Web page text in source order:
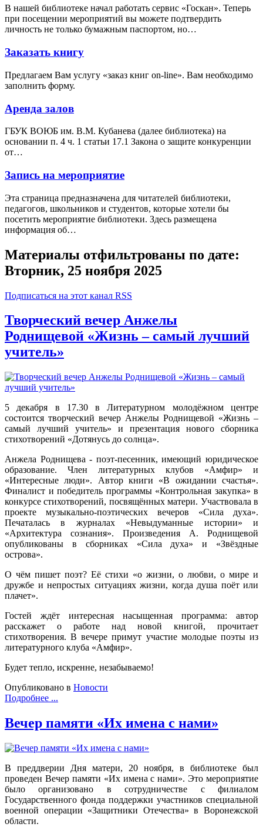
В нашей библиотеке начал работать сервис «Госкан». Теперь
при посещении мероприятий вы можете подтвердить
личность не только бумажным паспортом, но…
Заказать книгу
Предлагаем Вам услугу «заказ книг on-line». Вам необходимо
заполнить форму.
Аренда залов
ГБУК ВОЮБ им. В.М. Кубанева (далее библиотека) на
основании п. 4 ч. 1 статьи 17.1 Закона о защите конкуренции
от…
Запись на мероприятие
Эта страница предназначена для читателей библиотеки,
педагогов, школьников и студентов, которые хотели бы
посетить мероприятие библиотеки. Здесь размещена
информация об…
Материалы отфильтрованы по дате:
Вторник, 25 ноября 2025
Подписаться на этот канал RSS
Творческий вечер Анжелы
Роднищевой «Жизнь – самый лучший
учитель»
5 декабря в 17.30 в Литературном молодёжном центре
состоится творческий вечер Анжелы Роднищевой «Жизнь –
самый лучший учитель» и презентация нового сборника
стихотворений «Дотянусь до солнца».
Анжела Роднищева - поэт-песенник, имеющий юридическое
образование. Член литературных клубов «Амфир» и
«Интересные люди». Автор книги «В ожидании счастья».
Финалист и победитель программы «Контрольная закупка» в
конкурсе стихотворений, посвящённых матери. Участвовала в
проекте музыкально-поэтических вечеров «Сила духа».
Печаталась в журналах «Невыдуманные истории» и
«Архитектура сознания». Произведения А. Роднищевой
опубликованы в сборниках «Сила духа» и «Звёздные
острова».
О чём пишет поэт? Её стихи «о жизни, о любви, о мире и
дружбе и непростых ситуациях жизни, когда душа поёт или
плачет».
Гостей ждёт интересная насыщенная программа: автор
расскажет о работе над новой книгой, прочитает
стихотворения. В вечере примут участие молодые поэты из
литературного клуба «Амфир».
Будет тепло, искренне, незабываемо!
Опубликовано в Новости
Подробнее ...
Вечер памяти «Их имена с нами»
В преддверии Дня матери, 20 ноября, в библиотеке был
проведен Вечер памяти «Их имена с нами». Это мероприятие
было организовано в сотрудничестве с филиалом
Государственного фонда поддержки участников специальной
военной операции «Защитники Отечества» в Воронежской
области.